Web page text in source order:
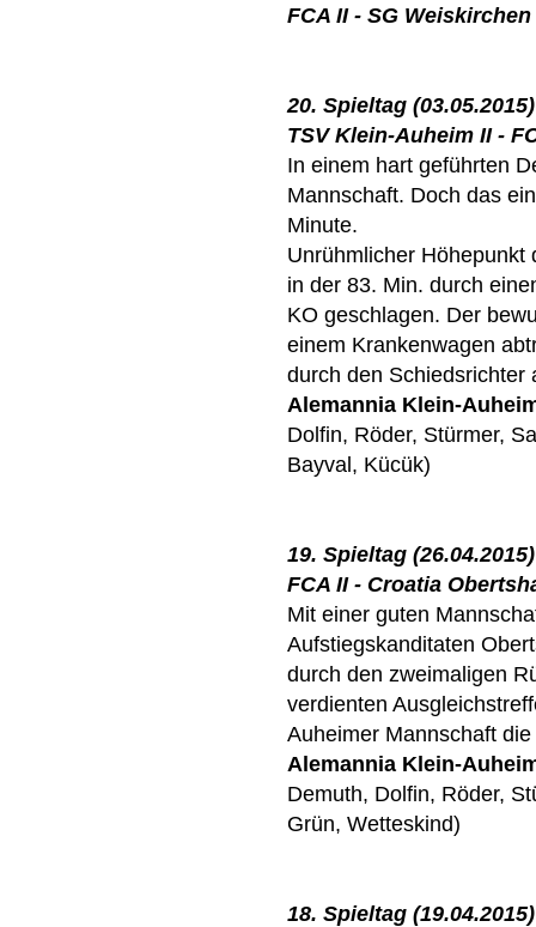
FCA II - SG
20. Spieltag (03.05.2015)
TSV Klein-Auheim II -
In einem hart geführten
Mannschaft. Doch das
Minute.
Unrühmlicher Höhepunkt
in der 83. Min. durch
KO geschlagen. Der
einem Krankenwagen
durch den Schiedsrichter
Alemannia Klein-
Dolfin, Röder, Stürmer,
Bayval, Kücük)
19. Spieltag (26.04.2015)
FCA II - Croatia
Mit einer guten
Aufstiegskanditaten
durch den zweimaligen
verdienten
Auheimer Mannschaft
Alemannia Klein-
Demuth, Dolfin, Röder,
Grün, Wetteskind)
18. Spieltag (19.04.2015)